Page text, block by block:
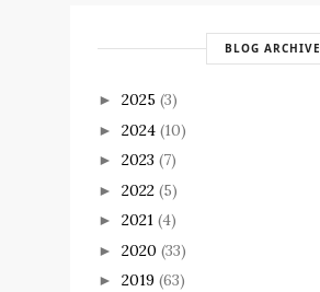
BLOG ARCHIVE
► 2025 (3)
► 2024 (10)
► 2023 (7)
► 2022 (5)
► 2021 (4)
► 2020 (33)
► 2019 (63)